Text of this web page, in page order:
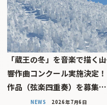
「蔵王の冬」を音楽で描く――山
響作曲コンクール実施決定！
作品（弦楽四重奏）を募集…
NEWS 2026年7月6日